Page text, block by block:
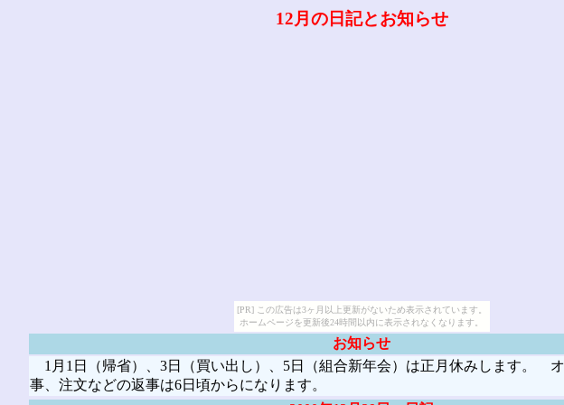
12月の日記とお知らせ
[PR] この広告は3ヶ月以上更新がないため表示されています。
ホームページを更新後24時間以内に表示されなくなります。
お知らせ
1月1日（帰省）、3日（買い出し）、5日（組合新年会）は正月休みします。
事、注文などの返事は6日頃からになります。